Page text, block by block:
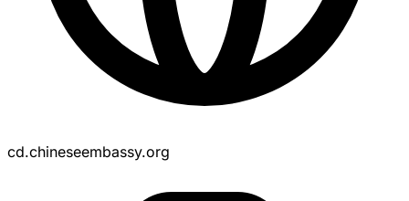
cd.chineseembassy.org